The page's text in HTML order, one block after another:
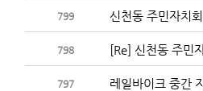
799 신천동 주민자치
798
797 레일바이크 중간